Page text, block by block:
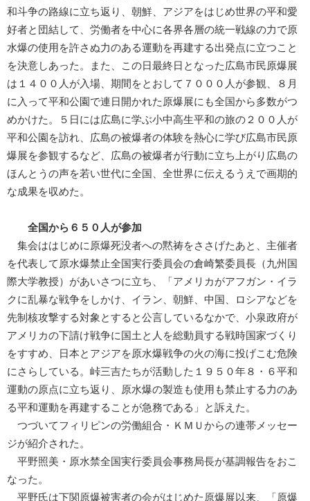
和斗争の路線に立ち返り、朝鮮、アジアをはじめ世界の平和愛
好者と団結して、労働者を中心に各界各層の統一戦線の力で原
水爆の使用を許さぬ力のある運動を再建する出発点に立つこと
を決意しあった。また、この日最終日となった広島市民原爆展
は１４００人が入場、期間をとおして７０００人が参観、８月
に入って平和公園で連日開かれた原爆展にも全国から多数がつ
めかけた。５日には広島に学ぶ小中高生平和の旅の２００人が
平和公園を訪れ、広島の被爆者の体験を熱心に学び広島市民原
爆展を参観するなど、広島の被爆者が行動に立ち上がり広島の
ほんとうの声を若い世代に全国、全世界に伝えるうえで画期的
な成果を収めた。
全国から６５０人が参加
集会ははじめに原爆死没者への黙祷をささげたあと、主催者
を代表して原水爆禁止全国実行委員会の倉崎繁委員長（九州国
際大学教授）があいさつに立ち、「アメリカがアフガン・イラ
クに乱暴な戦争をしかけ、イラン、朝鮮、中国、ロシアなどを
先制核攻撃する対象とすると公言しているなかで、小泉政府が
アメリカの下請け戦争に国土と人を総動員する戦時国家づくり
をすすめ、日本とアジアを原水爆戦争の火の海に投げこむ危険
にさらしている。峠三吉たちが活動した１９５０年８・６平和
運動の原点に立ち返り、原水爆の製造も使用も禁止する力のあ
る平和運動を再建することが急務である」と訴えた。
つづいてフィリピンの労働組合・ＫＭＵからの連帯メッセー
ジが紹介された。
平野照美・原水禁全国実行委員会事務局長が基調報告をおこ
なった。
平野氏は下関原爆被害者の会がはじめた原爆展以来、「原爆